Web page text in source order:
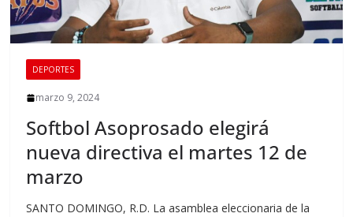
DEPORTES
marzo 9, 2024
Softbol Asoprosado elegirá
nueva directiva el martes 12 de
marzo
SANTO DOMINGO, R.D. La asamblea eleccionaria de la